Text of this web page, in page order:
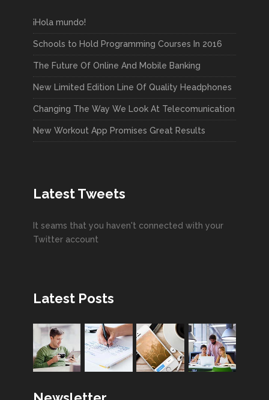
¡Hola mundo!
Schools to Hold Programming Courses In 2016
The Future Of Online And Mobile Banking
New Limited Edition Line Of Quality Headphones
Changing The Way We Look At Telecomunication
New Workout App Promises Great Results
Latest Tweets
It seams that you haven't connected with your
Twitter account
Latest Posts